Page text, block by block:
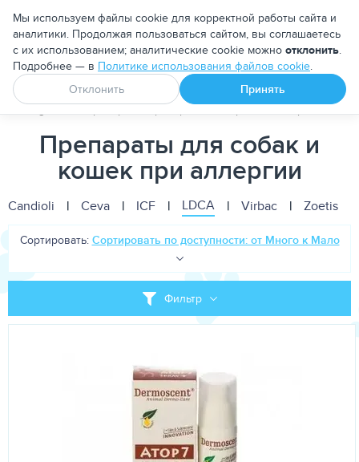
Москва
Апоквел Ветмедин От блох и клещей
PetDog Ветеринарные препараты Противоаллергические
Препараты для собак и
кошек при аллергии
Candioli | Ceva | ICF | LDCA | Virbac | Zoetis
Фильтр
Сортировать: Сортировать по доступности: от Много к Мало
Мы используем файлы cookie для корректной работы сайта и
аналитики. Продолжая пользоваться сайтом, вы соглашаетесь
с их использованием; аналитические cookie можно отклонить.
Подробнее — в Политике использования файлов cookie.
Отклонить
Принять